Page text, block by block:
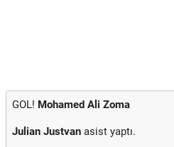
GOL! Mohamed Ali Zoma
Julian Justvan asist yaptı.